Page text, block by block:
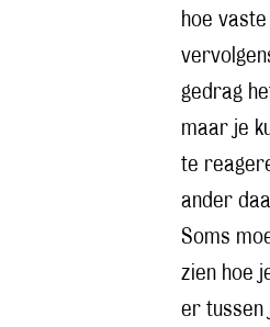
hoe
gedrag
maar je
te
ander
Soms
zien hoe
er tussen